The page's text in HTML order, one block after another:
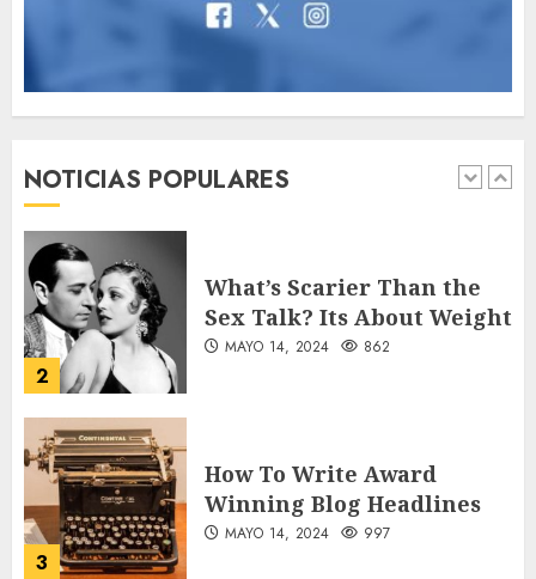
NOTICIAS POPULARES
1
Searching for the
forgotten heroes of World
MAYO 14, 2024
2
What’s Scarier Than the
Sex Talk? Its About Weight
MAYO 14, 2024 862
3
How To Write Award
Winning Blog Headlines
MAYO 14, 2024 997